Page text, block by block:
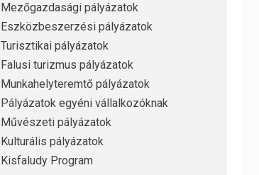
Mezőgazdasági pályázatok
Eszközbeszerzési pályázatok
Turisztikai pályázatok
Falusi turizmus pályázatok
Munkahelyteremtő pályázatok
Pályázatok egyéni vállalkozóknak
Művészeti pályázatok
Kulturális pályázatok
Kisfaludy Program